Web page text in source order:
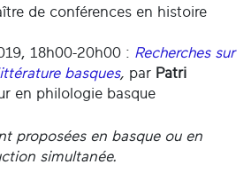
de conférences en histoire
18h00-20h00 : Recherches sur
basques, par Patri
en philologie basque
proposées en basque ou en
simultanée.